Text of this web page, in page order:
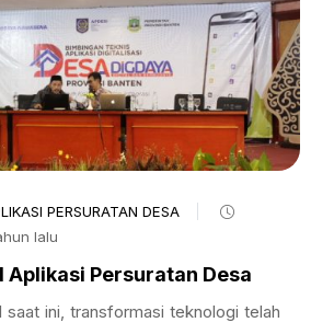
PERSURATAN DESA
lalu
Aplikasi Persuratan Desa
saat ini, transformasi teknologi telah